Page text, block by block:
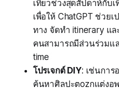
เที่ยวช่วงสุดสัปดาห์กับ
เพื่อให้ ChatGPT ช่วย
ทาง จัดทำ itinerary แ
คนสามารถมีส่วนร่วมแ
time
โปรเจกต์ DIY: เช่นการ
ค้นหาศิลปะตozกแต่งอ